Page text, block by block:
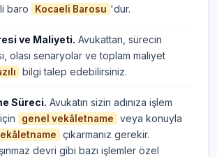
baro
Kocaeli Barosu 'dur.
ve Maliyeti. Avukattan, sürecin
olası senaryolar ve toplam maliyet
bilgi talep edebilirsiniz.
Süreci. Avukatın sizin adınıza işlem
genel vekâletname
veya konuyla
çıkarmanız gerekir.
devri gibi bazı işlemler özel